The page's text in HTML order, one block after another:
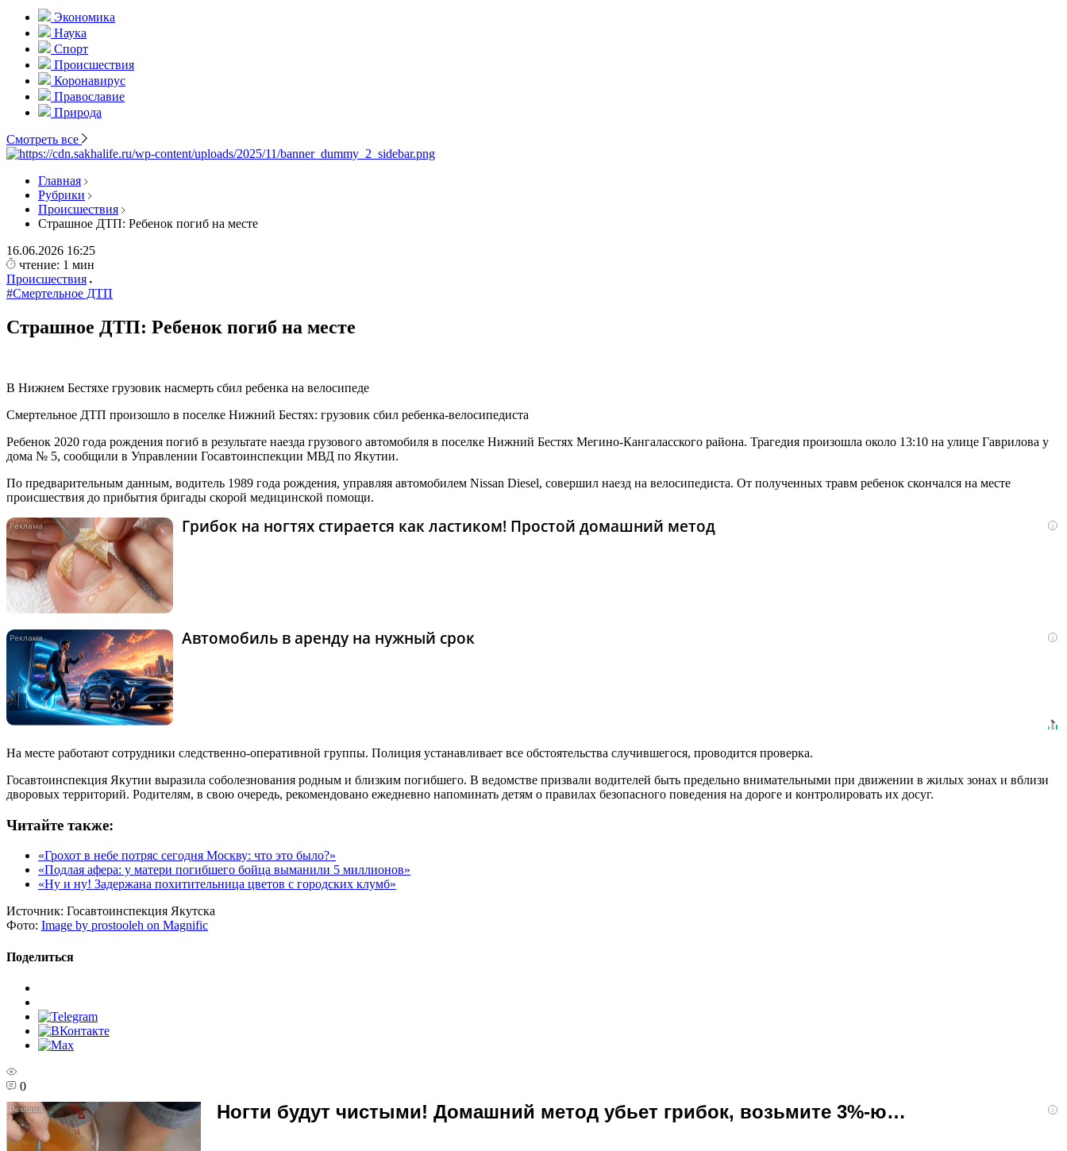
Экономика
Наука
Спорт
Происшествия
Коронавирус
Православие
Природа
Смотреть все
Главная
Рубрики
Происшествия
Страшное ДТП: Ребенок погиб на месте
16.06.2026 16:25
чтение: 1 мин
Происшествия
#Смертельное ДТП
Страшное ДТП: Ребенок погиб на месте
В Нижнем Бестяхе грузовик насмерть сбил ребенка на велосипеде
Смертельное ДТП произошло в поселке Нижний Бестях: грузовик сбил ребенка-велосипедиста
Ребенок 2020 года рождения погиб в результате наезда грузового автомобиля в поселке Нижний Бестях Мегино-Кангаласского района. Трагедия произошла около 13:10 на улице Гаврилова у
дома № 5, сообщили в Управлении Госавтоинспекции МВД по Якутии.
По предварительным данным, водитель 1989 года рождения, управляя автомобилем Nissan Diesel, совершил наезд на велосипедиста. От полученных травм ребенок скончался на месте
происшествия до прибытия бригады скорой медицинской помощи.
i
Грибок на ногтях стирается как ластиком! Простой домашний метод
i
Автомобиль в аренду на нужный срок
На месте работают сотрудники следственно-оперативной группы. Полиция устанавливает все обстоятельства случившегося, проводится проверка.
Госавтоинспекция Якутии выразила соболезнования родным и близким погибшего. В ведомстве призвали водителей быть предельно внимательными при движении в жилых зонах и вблизи
дворовых территорий. Родителям, в свою очередь, рекомендовано ежедневно напоминать детям о правилах безопасного поведения на дороге и контролировать их досуг.
Читайте также:
«Грохот в небе потряс сегодня Москву: что это было?»
«Подлая афера: у матери погибшего бойца выманили 5 миллионов»
«Ну и ну! Задержана похитительница цветов с городских клумб»
Источник: Госавтоинспекция Якутска
Фото: Image by prostooleh on Magnific
Поделиться
0
i
Ногти будут чистыми! Домашний метод убьет грибок, возьмите 3%-ю…